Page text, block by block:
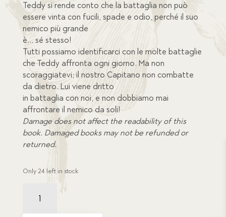
Teddy si rende conto che la battaglia non può
essere vinta con fucili, spade e odio, perché il suo
nemico più grande
è… sé stesso!
Tutti possiamo identificarci con le molte battaglie
che Teddy affronta ogni giorno. Ma non
scoraggiatevi; il nostro Capitano non combatte
da dietro. Lui viene dritto
in battaglia con noi, e non dobbiamo mai
affrontare il nemico da soli!
Damage does not affect the readability of this
book. Damaged books may not be refunded or
returned.
Only 24 left in stock
Bottone